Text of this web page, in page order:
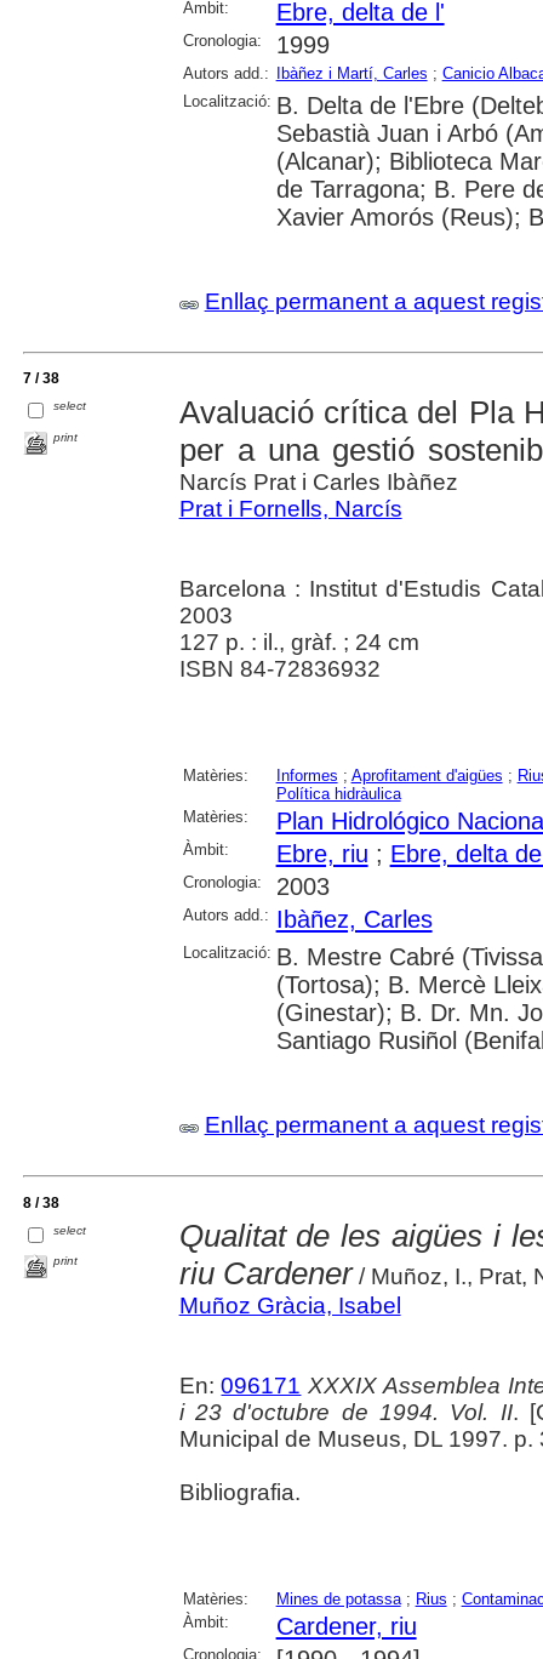
Àmbit:
Ebre, delta de l'
Cronologia: 1999
Autors add.: Ibàñez i Martí, Carles ; Canicio
Localització: B. Delta de l'Ebre
Sebastià Juan i Arbó
(Alcanar); Biblioteca
de Tarragona; B. Pere
Xavier Amorós (Reus);
Enllaç permanent a aquest
7 / 38
select
print
Avaluació crítica del Pla
per a una gestió
Narcís Prat i Carles Ibàñez
Prat i Fornells, Narcís
Barcelona : Institut d'Estudis
2003
127 p. : il., gràf. ; 24 cm
ISBN 84-72836932
Matèries: Informes ; Aprofitament d'aigües ;
Política hidràulica
Matèries:
Plan Hidrológico
Àmbit: Ebre, riu ; Ebre, delta
Cronologia: 2003
Autors add.: Ibàñez, Carles
Localització: B. Mestre Cabré
(Tortosa); B. Mercè
(Ginestar); B. Dr. Mn.
Santiago Rusiñol
Enllaç permanent a aquest
8 / 38
select
print
Qualitat de les aigües i
riu Cardener/ Muñoz, I., Prat,
Muñoz Gràcia, Isabel
En:096171 XXXIX Assemblea
i 23 d'octubre de 1994. Vol. II.
Municipal de Museus, DL 1997. p.
Bibliografia.
Matèries: Mines de potassa; Rius ;
Àmbit:
Cardener, riu
Cronologia: